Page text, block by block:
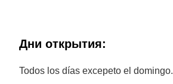
Дни открытия:
Todos los días excepeto el domingo.